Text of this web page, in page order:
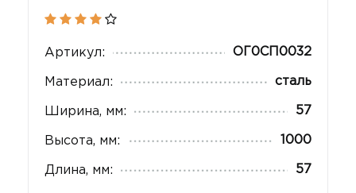
Артикул: ОГ0СП0032
Материал: сталь
Ширина, мм: 57
Высота, мм: 1000
Длина, мм: 57